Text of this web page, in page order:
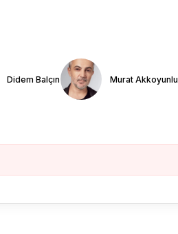
Didem Balçın Murat Akkoyunlu